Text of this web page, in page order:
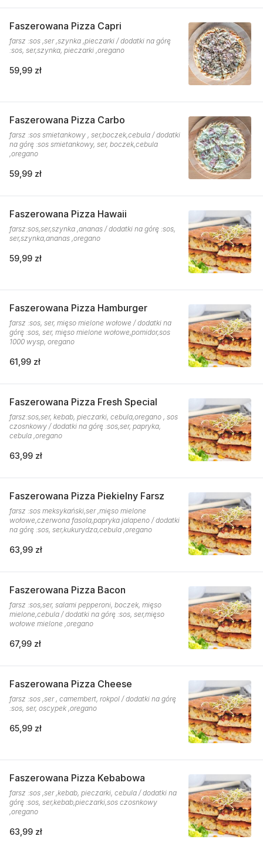
Faszerowana Pizza Capri
farsz :sos ,ser ,szynka ,pieczarki / dodatki na górę
:sos, ser,szynka, pieczarki ,oregano
59,99 zł
Faszerowana Pizza Carbo
farsz :sos smietankowy , ser,boczek,cebula / dodatki
na górę :sos smietankowy, ser, boczek,cebula
,oregano
59,99 zł
Faszerowana Pizza Hawaii
farsz:sos,ser,szynka ,ananas / dodatki na górę :sos,
ser,szynka,ananas ,oregano
59,99 zł
Faszerowana Pizza Hamburger
farsz :sos, ser, mięso mielone wołowe / dodatki na
górę :sos, ser, mięso mielone wołowe,pomidor,sos
1000 wysp, oregano
61,99 zł
Faszerowana Pizza Fresh Special
farsz:sos,ser, kebab, pieczarki, cebula,oregano , sos
czosnkowy / dodatki na górę :sos,ser, papryka,
cebula ,oregano
63,99 zł
Faszerowana Pizza Piekielny Farsz
farsz :sos meksykański,ser ,mięso mielone
wołowe,czerwona fasola,papryka jalapeno / dodatki
na górę :sos, ser,kukurydza,cebula ,oregano
63,99 zł
Faszerowana Pizza Bacon
farsz :sos,ser, salami pepperoni, boczek, mięso
mielone,cebula / dodatki na górę :sos, ser,mięso
wołowe mielone ,oregano
67,99 zł
Faszerowana Pizza Cheese
farsz :sos ,ser , camembert, rokpol / dodatki na górę
:sos, ser, oscypek ,oregano
65,99 zł
Faszerowana Pizza Kebabowa
farsz :sos ,ser ,kebab, pieczarki, cebula / dodatki na
górę :sos, ser,kebab,pieczarki,sos czosnkowy
,oregano
63,99 zł